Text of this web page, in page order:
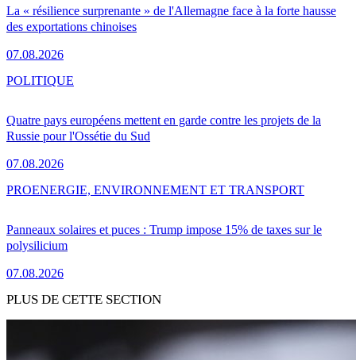
La « résilience surprenante » de l'Allemagne face à la forte hausse
des exportations chinoises
07.08.2026
Quatre pays européens mettent en garde contre les projets de la
Russie pour l'Ossétie du Sud
07.08.2026
POLITIQUE
Panneaux solaires et puces : Trump impose 15% de taxes sur le
polysilicium
07.08.2026
PROENERGIE, ENVIRONNEMENT ET TRANSPORT
PLUS DE CETTE SECTION